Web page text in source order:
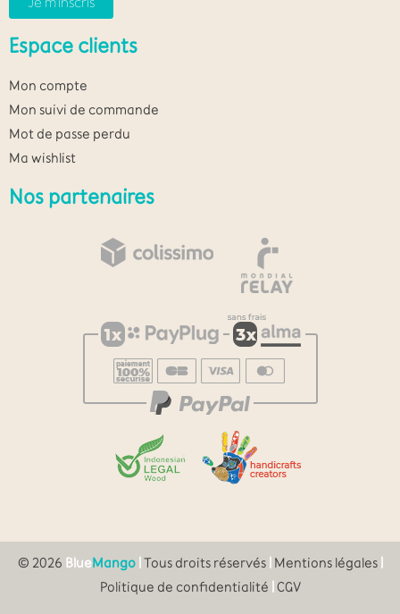
Espace clients
Mon compte
Mon suivi de commande
Mot de passe perdu
Ma wishlist
Nos partenaires
© 2026 BlueMango|Tous droits réservés | Mentions légales |
Politique de confidentialité |CGV